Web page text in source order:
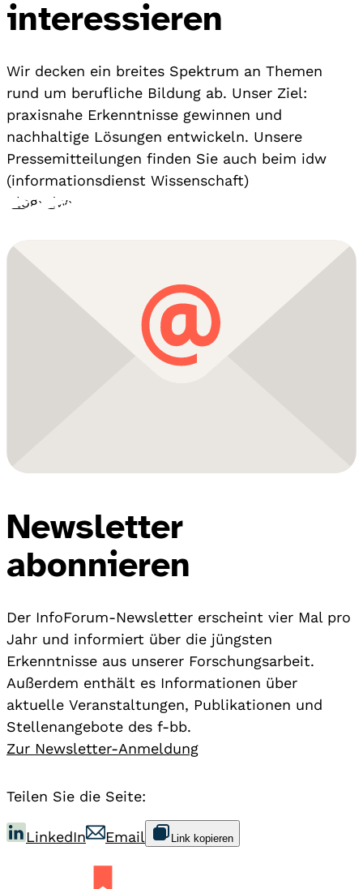
interessieren
Wir decken ein breites Spektrum an Themen
rund um berufliche Bildung ab. Unser Ziel:
praxisnahe Erkenntnisse gewinnen und
nachhaltige Lösungen entwickeln. Unsere
Pressemitteilungen finden Sie auch beim idw
(informationsdienst Wissenschaft)
Blog› idw›
Newsletter
abonnieren
Der InfoForum-Newsletter erscheint vier Mal pro
Jahr und informiert über die jüngsten
Erkenntnisse aus unserer Forschungsarbeit.
Außerdem enthält es Informationen über
aktuelle Veranstaltungen, Publikationen und
Stellenangebote des f-bb.
Zur Newsletter-Anmeldung
Teilen Sie die Seite:
LinkedIn Email Link kopieren